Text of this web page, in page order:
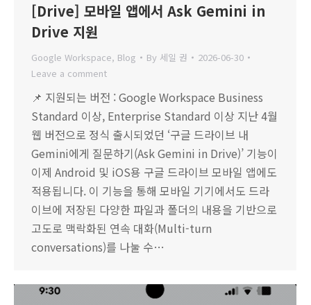
[Drive] 모바일 앱에서 Ask Gemini in
Drive 지원
Google Workspace, Blog By 세일 권
2026-06-30
Leave a comment
📌 지원되는 버전 : Google Workspace Business
Standard 이상, Enterprise Standard 이상 지난 4월
웹 버전으로 정식 출시되었던 ‘구글 드라이브 내
Gemini에게 질문하기(Ask Gemini in Drive)’ 기능이
이제 Android 및 iOS용 구글 드라이브 모바일 앱에도
적용됩니다. 이 기능을 통해 모바일 기기에서도 드라
이브에 저장된 다양한 파일과 폴더의 내용을 기반으로
고도로 맥락화된 연속 대화(Multi-turn
conversations)를 나눌 수…